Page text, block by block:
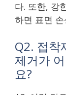
다. 또한, 강
하면 표면
Q2. 접착
제거가
요?